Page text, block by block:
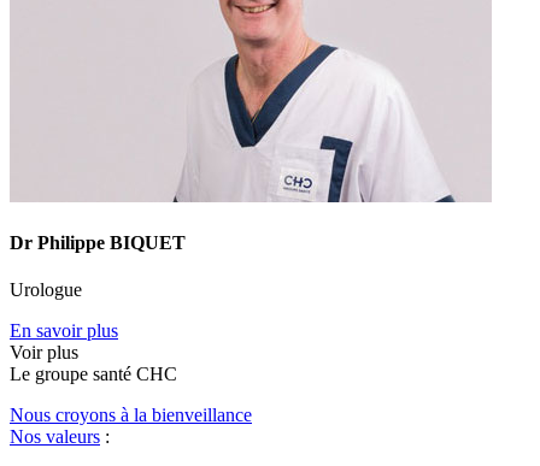
Dr Philippe BIQUET
Urologue
En savoir plus
Voir plus
Le groupe santé CHC
Nous croyons à la bienveillance
Nos valeurs :